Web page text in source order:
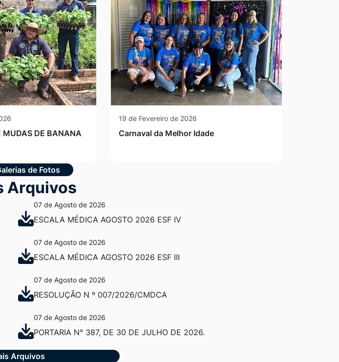
MUDAS DE BANANA
19 de Fevereiro de 2026
Carnaval da Melhor Idade
de Fotos
Arquivos
07 de Agosto de 2026
ESCALA MÉDICA AGOSTO 2026 ESF IV
07 de Agosto de 2026
ESCALA MÉDICA AGOSTO 2026 ESF III
07 de Agosto de 2026
RESOLUÇÃO N º 007/2026/CMDCA
07 de Agosto de 2026
PORTARIA N° 387, DE 30 DE JULHO DE 2026.
Arquivos